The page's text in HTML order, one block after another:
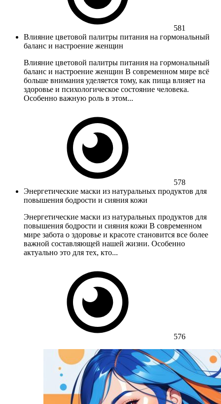
581
Влияние цветовой палитры питания на гормональный
баланс и настроение женщин
Влияние цветовой палитры питания на гормональный
баланс и настроение женщин В современном мире всё
больше внимания уделяется тому, как пища влияет на
здоровье и психологическое состояние человека.
Особенно важную роль в этом...
578
Энергетические маски из натуральных продуктов для
повышения бодрости и сияния кожи
Энергетические маски из натуральных продуктов для
повышения бодрости и сияния кожи В современном
мире забота о здоровье и красоте становится все более
важной составляющей нашей жизни. Особенно
актуально это для тех, кто...
576